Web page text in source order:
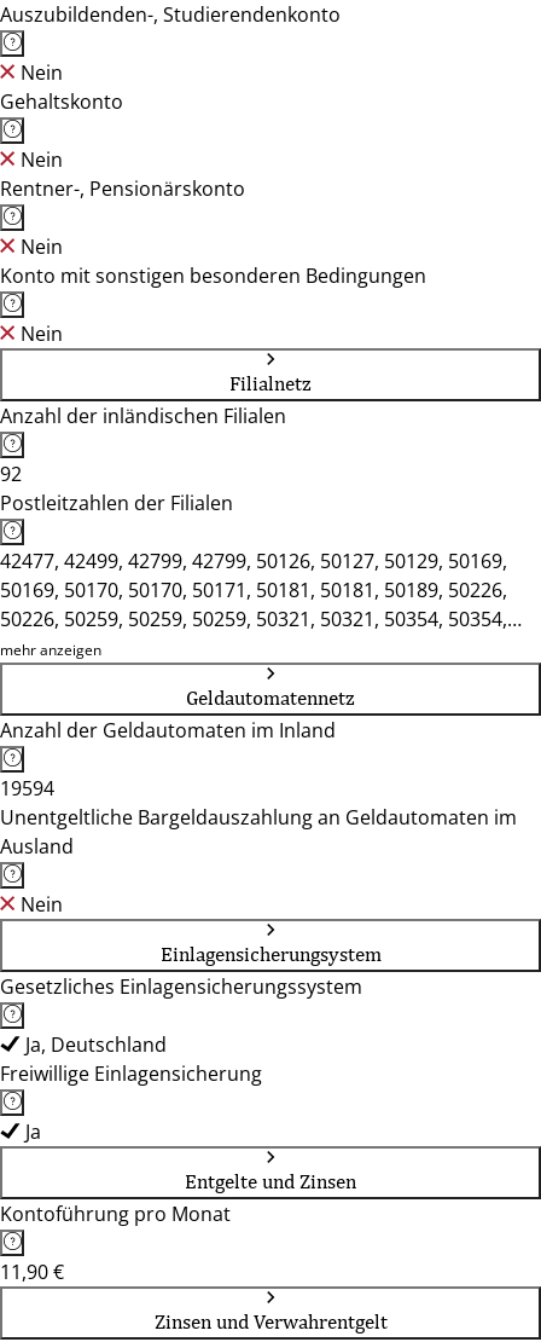
Auszubildenden-, Studierendenkonto
Nein
Gehaltskonto
Nein
Rentner-, Pensionärskonto
Nein
Konto mit sonstigen besonderen Bedingungen
Nein
Filialnetz
Anzahl der inländischen Filialen
92
Postleitzahlen der Filialen
42477, 42499, 42799, 42799, 50126, 50127, 50129, 50169,
50169, 50170, 50170, 50171, 50181, 50181, 50189, 50226,
50226, 50259, 50259, 50259, 50321, 50321, 50354, 50354,
50354, 50354, 50374, 50374, 50389, 50389, 50667, 50769,
51065, 51399, 51399, 51427, 51429, 51465, 51467, 51469,
51491, 51491, 51503, 51503, 51515, 51519, 51545, 51570,
51580, 51580, 51580, 51597, 51688, 51709, 51766, 51766,
51789, 51789, 53332, 53332, 53340, 53343, 53347, 53347,
53359, 53604, 53604, 53639, 53639, 53721, 53721, 53757,
53757, 53773, 53773, 53773, 53773, 53783, 53797, 53797,
53804, 53809, 53819, 53819, 53840, 53840, 53842, 53844,
53859, 53859, 53913, 53913
mehr anzeigen
Geldautomatennetz
Anzahl der Geldautomaten im Inland
19594
Unentgeltliche Bargeldauszahlung an Geldautomaten im
Ausland
Nein
Einlagensicherungsystem
Gesetzliches Einlagensicherungssystem
Ja, Deutschland
Freiwillige Einlagensicherung
Ja
Entgelte und Zinsen
Kontoführung pro Monat
11,90 €
Zinsen und Verwahrentgelt